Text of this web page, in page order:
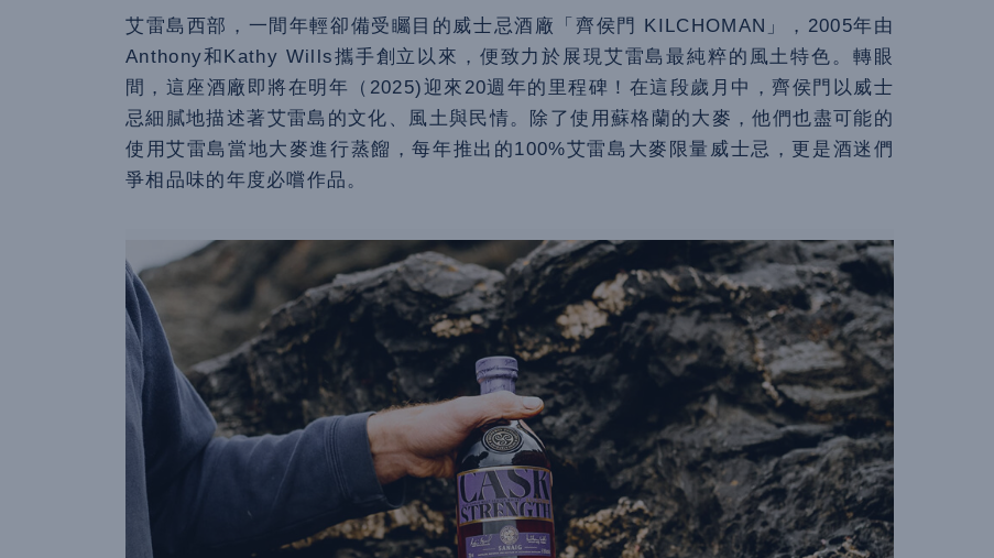
艾雷島西部，一間年輕卻備受矚目的威士忌酒廠「齊侯門 KILCHOMAN」，2005年由
Anthony和Kathy Wills攜手創立以來，便致力於展現艾雷島最純粹的風土特色。轉眼
間，這座酒廠即將在明年（2025)迎來20週年的里程碑！在這段歲月中，齊侯門以威士
忌細膩地描述著艾雷島的文化、風土與民情。除了使用蘇格蘭的大麥，他們也盡可能的
使用艾雷島當地大麥進行蒸餾，每年推出的100%艾雷島大麥限量威士忌，更是酒迷們
爭相品味的年度必嚐作品。